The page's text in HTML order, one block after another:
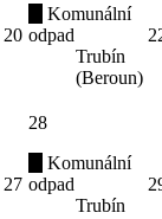
20
Komunální
odpad
Trubín
(Beroun)
27
28
Komunální
odpad
Trubín